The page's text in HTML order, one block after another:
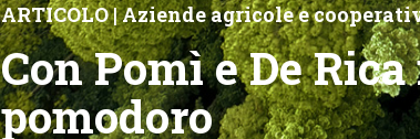
ARTICOLO |Aziende agricole e
Con Pomì e De
pomodoro